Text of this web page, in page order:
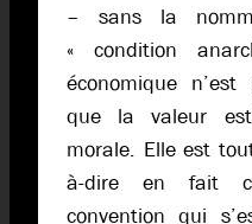
– sans la
« condition
économique
que la valeur
morale. Elle est
à-dire en fait
convention qui